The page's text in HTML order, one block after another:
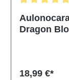
Dragon
18,99 €*